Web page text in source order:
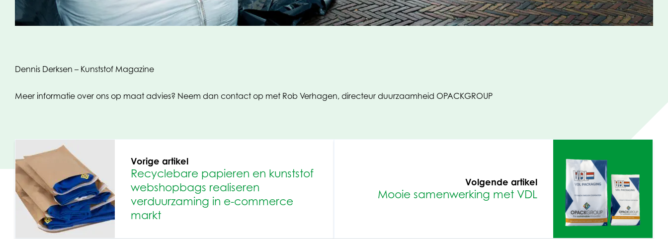
vooralsnog vrijgesteld. Ze kunnen naar verwachting dus wel gevolgen van de richtlijn ervaren, omdat hun
afnemers gegevens voor de rapportages nodig hebben.
Dennis Derksen – Kunststof Magazine
Meer informatie over ons op maat advies? Neem dan contact op met Rob Verhagen, directeur duurzaamheid OPACKGROUP
Vorige artikel
Recyclebare papieren en kunststof
webshopbags realiseren
verduurzaming in e-commerce
markt
Volgende artikel
Mooie samenwerking met VDL